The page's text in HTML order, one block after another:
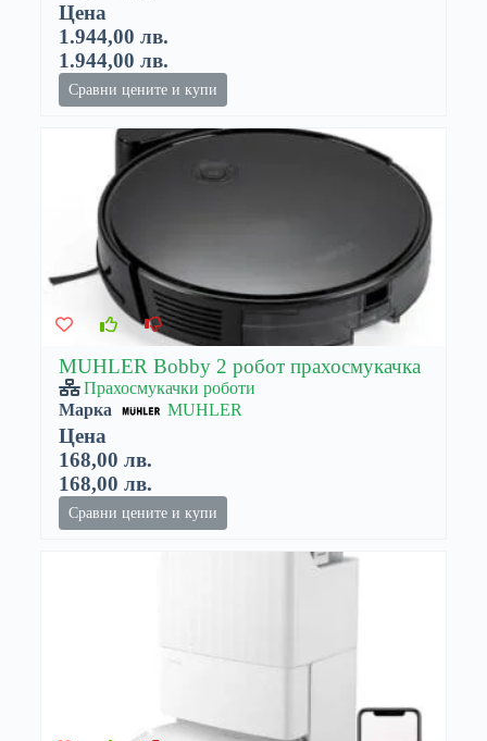
Цена
1.944,00 лв.
1.944,00 лв.
Сравни цените и купи
MUHLER Bobby 2 робот прахосмукачка
Прахосмукачки роботи
Марка
MUHLER
Цена
168,00 лв.
168,00 лв.
Сравни цените и купи